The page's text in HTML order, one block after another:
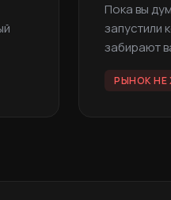
Пока вы
запустили
забирают
РЫНОК НЕ